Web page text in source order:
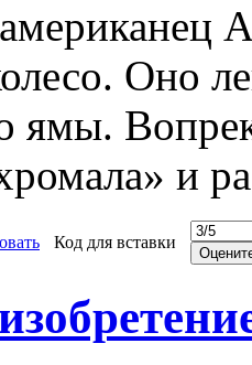
Оно
ямы.
и
Код для вставки